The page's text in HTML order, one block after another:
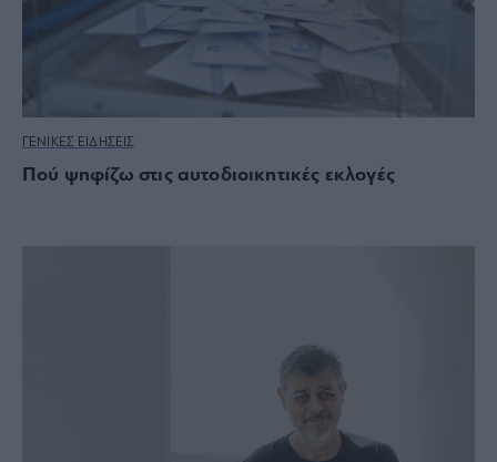
ΓΕΝΙΚΕΣ ΕΙΔΗΣΕΙΣ
Πού ψηφίζω στις αυτοδιοικητικές εκλογές